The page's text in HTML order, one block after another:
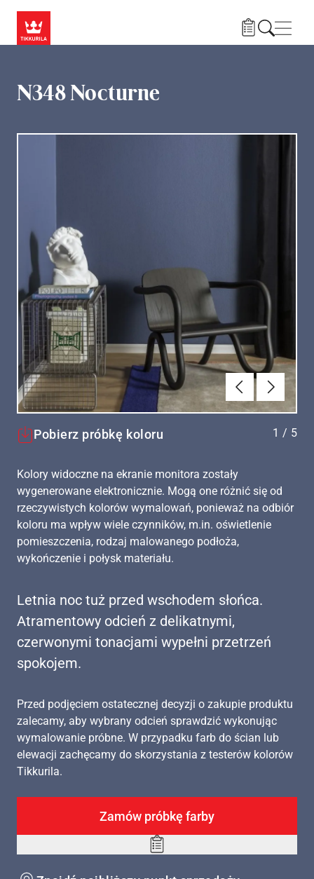
N348 Nocturne
Poprzednie
Dalej
Pobierz próbkę koloru 1 / 5
Kolory widoczne na ekranie monitora zostały
wygenerowane elektronicznie. Mogą one różnić się od
rzeczywistych kolorów wymalowań, ponieważ na odbiór
koloru ma wpływ wiele czynników, m.in. oświetlenie
pomieszczenia, rodzaj malowanego podłoża,
wykończenie i połysk materiału.
Letnia noc tuż przed wschodem słońca.
Atramentowy odcień z delikatnymi,
czerwonymi tonacjami wypełni przetrzeń
spokojem.
Przed podjęciem ostatecznej decyzji o zakupie produktu
zalecamy, aby wybrany odcień sprawdzić wykonując
wymalowanie próbne. W przypadku farb do ścian lub
elewacji zachęcamy do skorzystania z testerów kolorów
Tikkurila.
Zamów próbkę farby
Add